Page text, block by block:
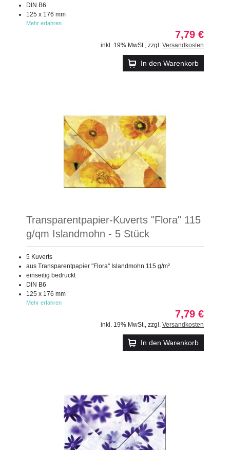
DIN B6
125 x 176 mm
Mehr erfahren
7,79 €
inkl. 19% MwSt. zzgl. Versandkosten
In den Warenkorb
Transparentpapier-Kuverts "Flora" 115
g/qm Islandmohn - 5 Stück
5 Kuverts
aus Transparentpapier "Flora" Islandmohn 115 g/m²
einseitig bedruckt
DIN B6
125 x 176 mm
Mehr erfahren
7,79 €
inkl. 19% MwSt. zzgl. Versandkosten
In den Warenkorb